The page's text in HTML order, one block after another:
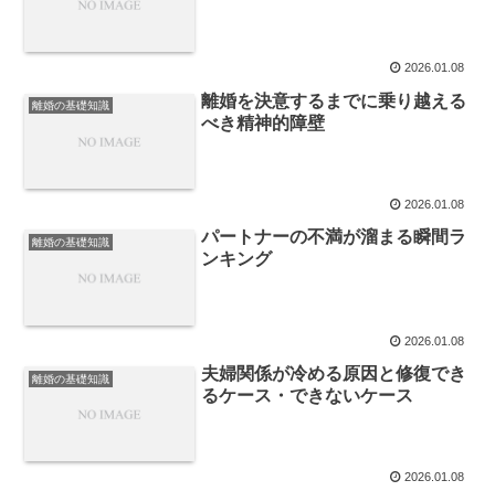
2026.01.08
離婚の基礎知識
離婚を決意するまでに乗り越える
べき精神的障壁
2026.01.08
離婚の基礎知識
パートナーの不満が溜まる瞬間ラ
ンキング
2026.01.08
離婚の基礎知識
夫婦関係が冷める原因と修復でき
るケース・できないケース
2026.01.08